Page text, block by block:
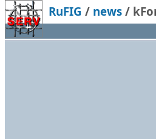
RuFIG / news /